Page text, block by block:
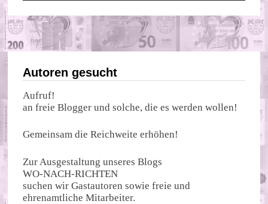
Autoren gesucht
Aufruf!
an freie Blogger und solche, die es werden wollen!
Gemeinsam die Reichweite erhöhen!
Zur Ausgestaltung unseres Blogs
WO-NACH-RICHTEN
suchen wir Gastautoren sowie freie und
ehrenamtliche Mitarbeiter.